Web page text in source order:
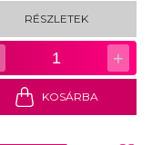
RÉSZLETEK
1 +
KOSÁRBA